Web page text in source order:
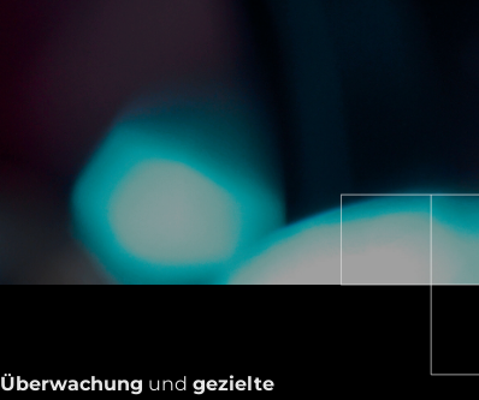
und gezielte